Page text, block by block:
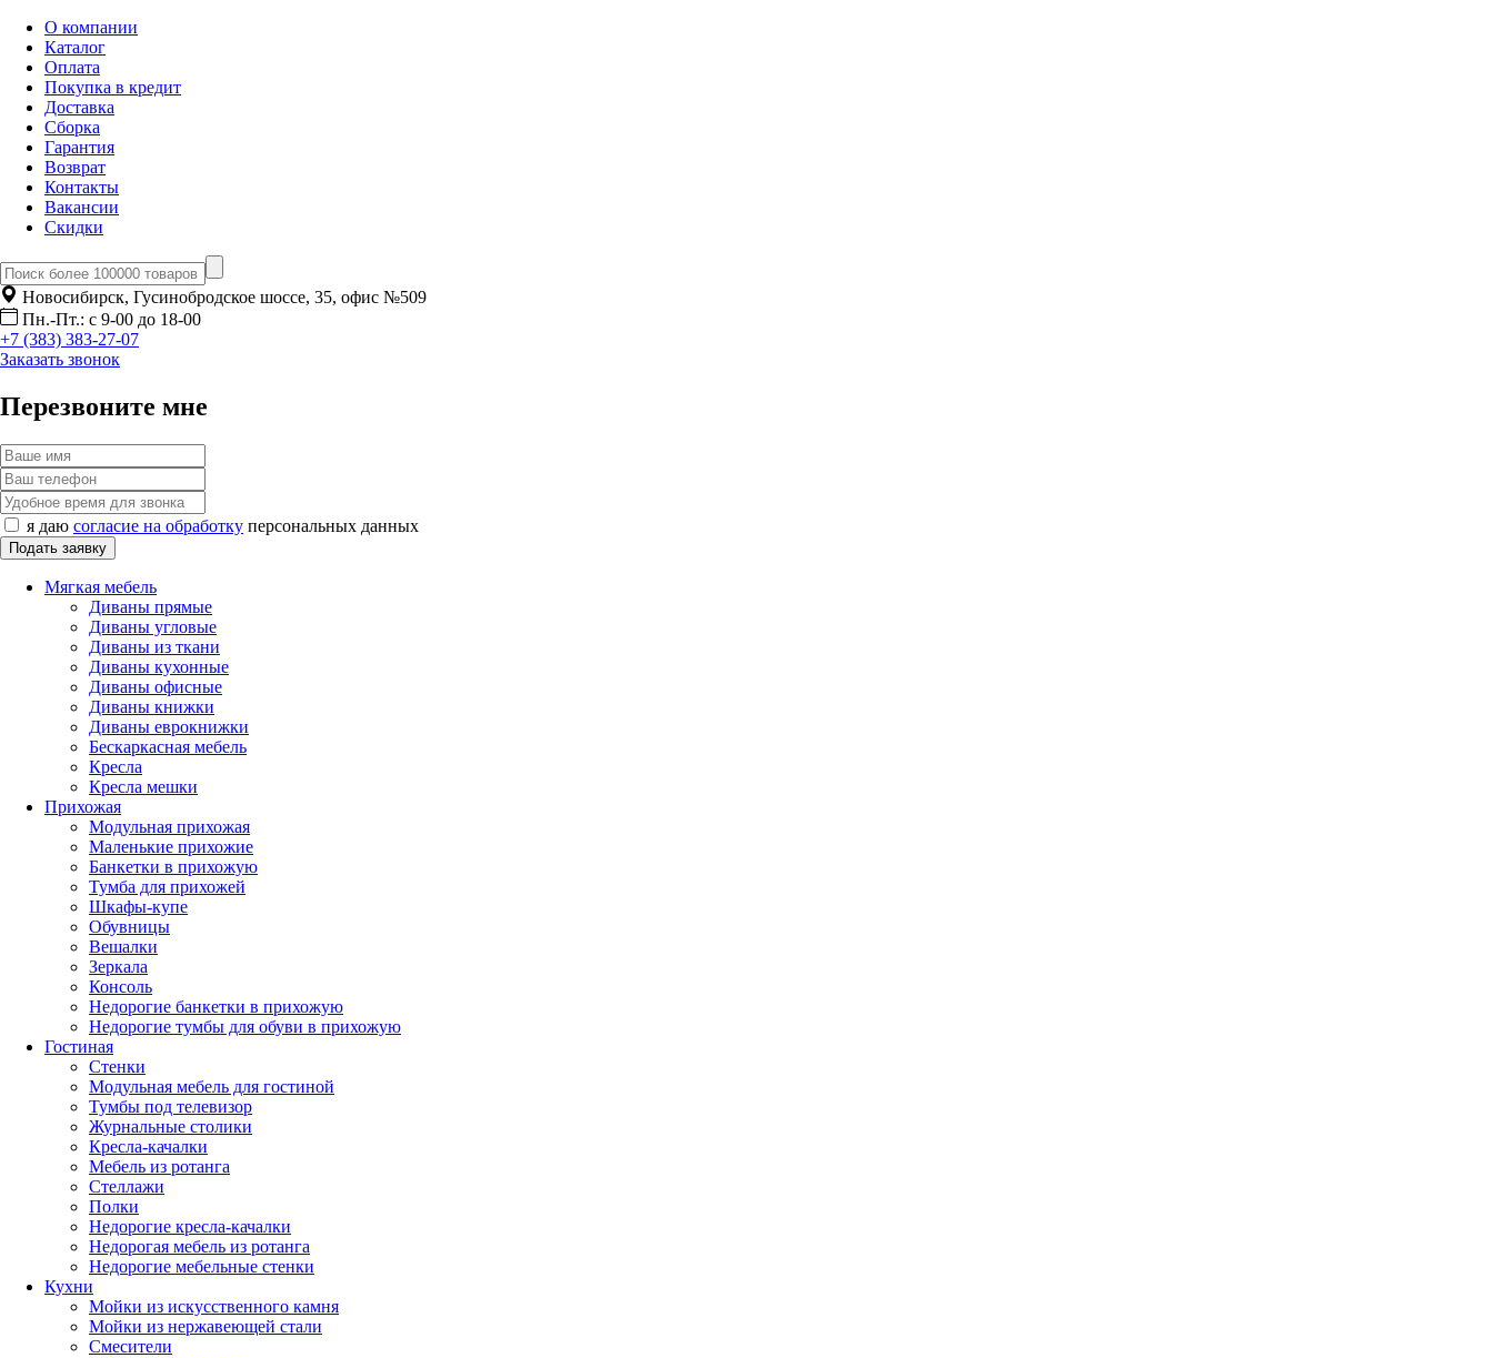
О компании
Каталог
Оплата
Покупка в кредит
Доставка
Сборка
Гарантия
Возврат
Контакты
Вакансии
Скидки
Новосибирск, Гусинобродское шоссе, 35, офис №509
Пн.-Пт.: с 9-00 до 18-00
+7 (383) 383-27-07
Заказать звонок
Перезвоните мне
я даю согласие на обработку персональных данных
Мягкая мебель
Диваны прямые
Диваны угловые
Диваны из ткани
Диваны кухонные
Диваны офисные
Диваны книжки
Диваны еврокнижки
Бескаркасная мебель
Кресла
Кресла мешки
Прихожая
Модульная прихожая
Маленькие прихожие
Банкетки в прихожую
Тумба для прихожей
Шкафы-купе
Обувницы
Вешалки
Зеркала
Консоль
Недорогие банкетки в прихожую
Недорогие тумбы для обуви в прихожую
Гостиная
Стенки
Модульная мебель для гостиной
Тумбы под телевизор
Журнальные столики
Кресла-качалки
Мебель из ротанга
Стеллажи
Полки
Недорогие кресла-качалки
Недорогая мебель из ротанга
Недорогие мебельные стенки
Кухни
Мойки из искусственного камня
Мойки из нержавеющей стали
Смесители